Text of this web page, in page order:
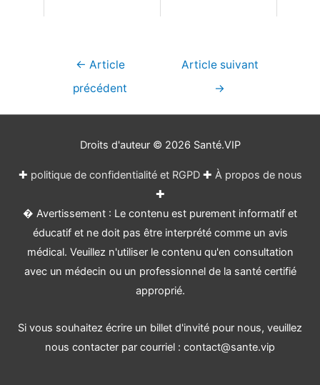
Navigation
← Article
précédent
Article suivant
→
Droits d'auteur © 2026 Santé.VIP
✚ politique de confidentialité et RGPD✚ À propos de nous
✚
� Avertissement : Le contenu est purement informatif et
éducatif et ne doit pas être interprété comme un avis
médical. Veuillez n'utiliser le contenu qu'en consultation
avec un médecin ou un professionnel de la santé certifié
approprié.
Si vous souhaitez écrire un billet d'invité pour nous, veuillez
nous contacter par courriel : contact@sante.vip